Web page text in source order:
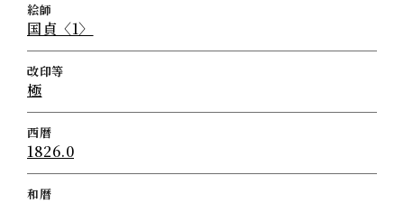
絵師
国貞〈1〉
改印等
極
西暦
1826.0
和暦